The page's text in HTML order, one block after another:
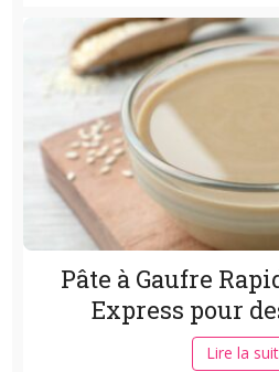
Pâte à Gaufre
Express pour
Lire la